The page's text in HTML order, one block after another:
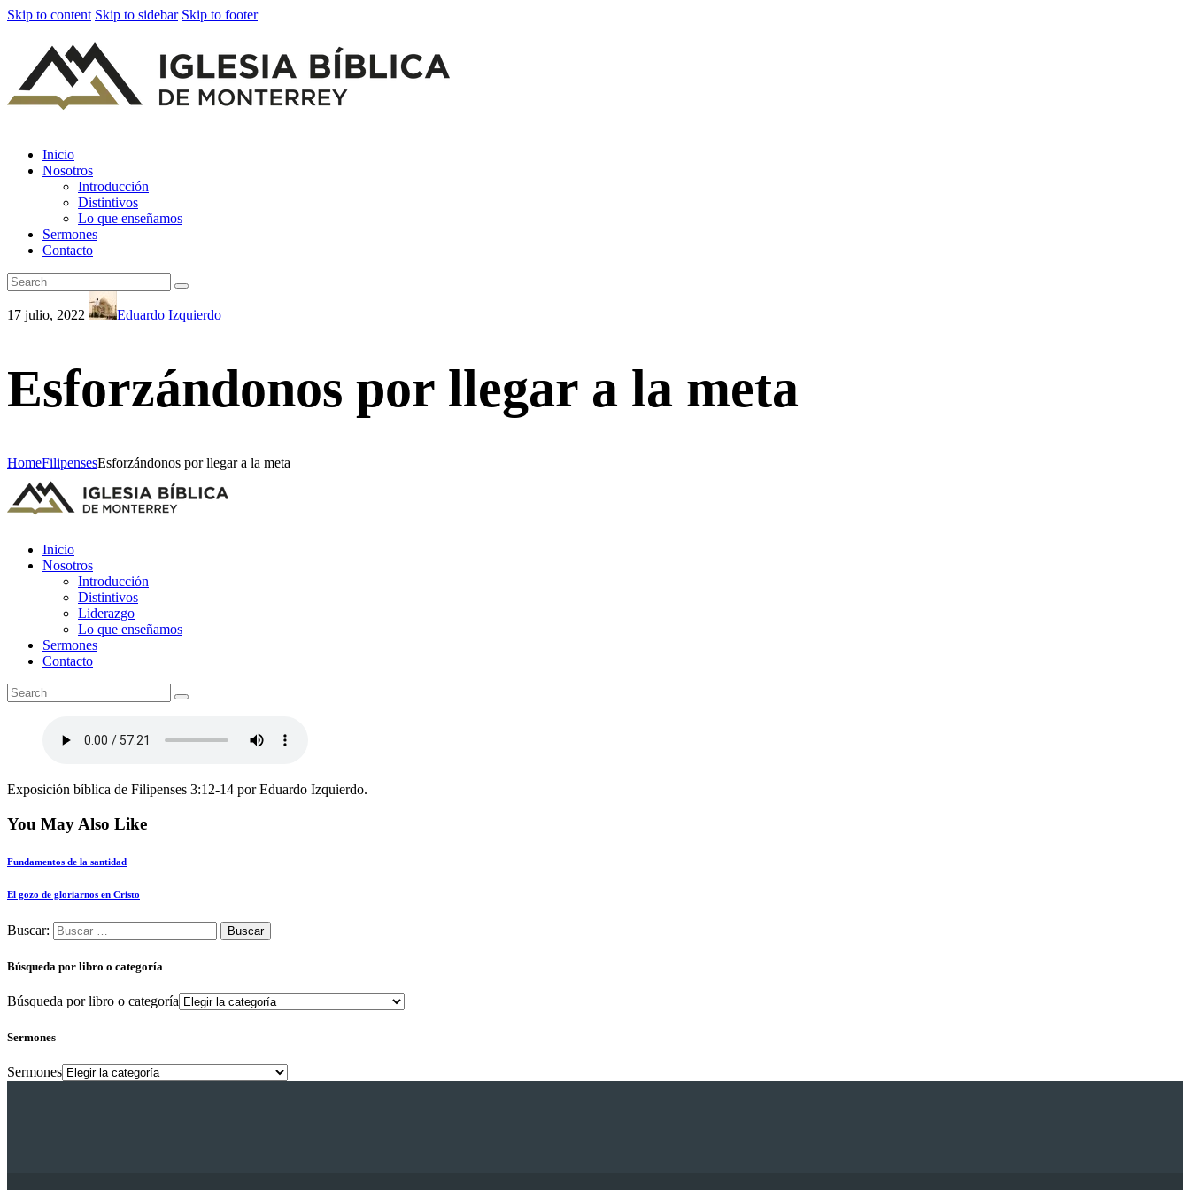
Skip to content Skip to sidebar Skip to footer
Inicio
Nosotros
Introducción
Distintivos
Lo que enseñamos
Sermones
Contacto
17 julio, 2022 Eduardo Izquierdo
Esforzándonos por llegar a la meta
HomeFilipensesEsforzándonos por llegar a la meta
Inicio
Nosotros
Introducción
Distintivos
Liderazgo
Lo que enseñamos
Sermones
Contacto
Exposición bíblica de Filipenses 3:12-14 por Eduardo Izquierdo.
You May Also Like
Fundamentos de la santidad
El gozo de gloriarnos en Cristo
Buscar:
Búsqueda por libro o categoría
Búsqueda por libro o categoría
Sermones
Sermones